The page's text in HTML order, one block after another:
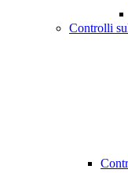
Controlli